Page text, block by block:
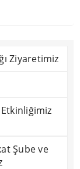
Ziyaretimiz
Etkinliğimiz
Şube ve